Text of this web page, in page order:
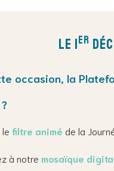
Le 1er
occasion, la
filtre animé de la
à notre mosaïque